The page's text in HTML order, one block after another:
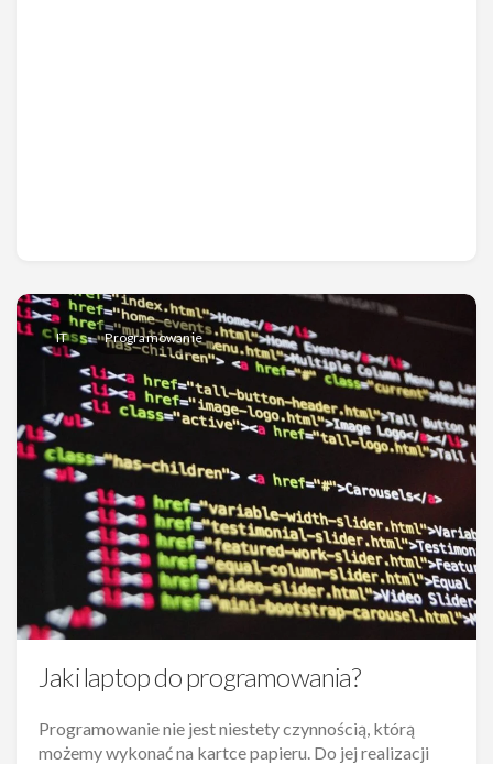
IT Programowanie
Jaki laptop do programowania?
Programowanie nie jest niestety czynnością, którą
możemy wykonać na kartce papieru. Do jej realizacji